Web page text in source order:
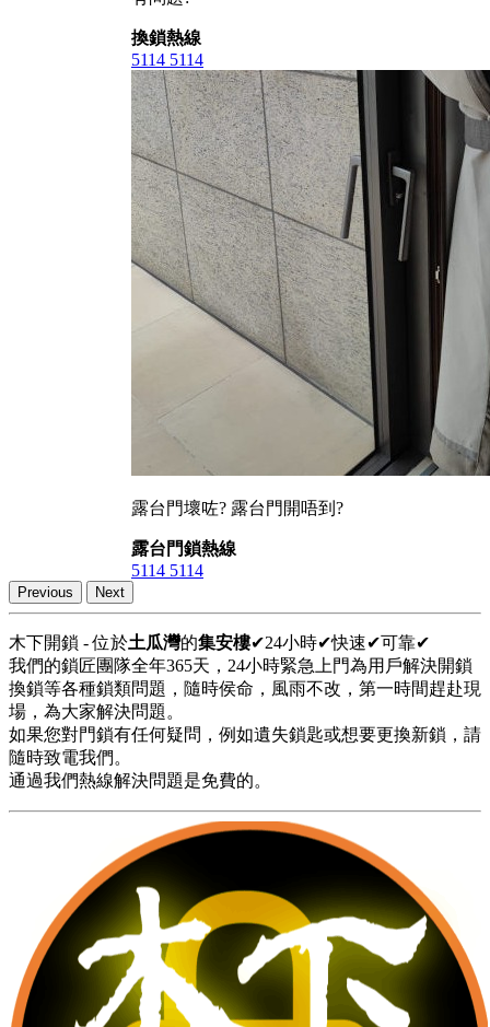
換鎖熱線
5114 5114
露台門壞咗? 露台門開唔到?
露台門鎖熱線
5114 5114
Previous Next
木下開鎖 - 位於土瓜灣的集安樓✔24小時✔快速✔可靠✔
我們的鎖匠團隊全年365天，24小時緊急上門為用戶解決開鎖
換鎖等各種鎖類問題，隨時侯命，風雨不改，第一時間趕赴現
場，為大家解決問題。
如果您對門鎖有任何疑問，例如遺失鎖匙或想要更換新鎖，請
隨時致電我們。
通過我們熱線解決問題是免費的。